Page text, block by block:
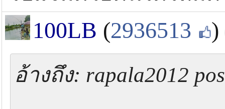
100LB (2936513 )
อ้างถึง: rapala2012